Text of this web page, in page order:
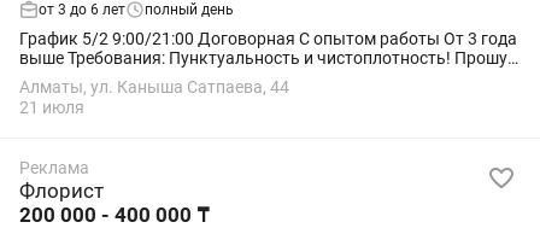
от 3 до 6 лет полный день
График 5/2 9:00/21:00 Договорная С опытом работы От 3 года
выше Требования: Пунктуальность и чистоплотность! Прошу
Алматы, ул. Каныша Сатпаева, 44
21 июля
Реклама
Флорист
200 000 - 400 000 ₸